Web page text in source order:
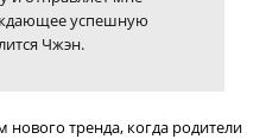
успешную
Чжэн.
тренда, когда родители